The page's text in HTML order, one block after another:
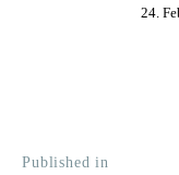
24.
Published in